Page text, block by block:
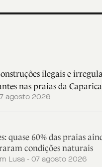
ilegais e
nas praias da Caparica
agosto 2026
quase 60% das praias
condições naturais
Lusa - 07 agosto 2026